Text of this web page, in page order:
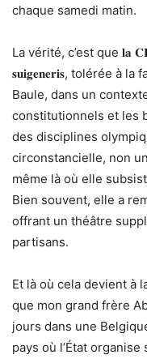
chaque samedi matin.
La vérité, c’est que 𝐥𝐚
𝐬𝐮𝐢𝐠𝐞𝐧𝐞𝐫𝐢𝐬, tolérée à la
Baule, dans un
constitutionnels et les
des disciplines
circonstancielle, non
même là où elle
Bien souvent, elle a
offrant un théâtre
partisans.
Et là où cela devient à
que mon grand frère
jours dans une
pays où l’État